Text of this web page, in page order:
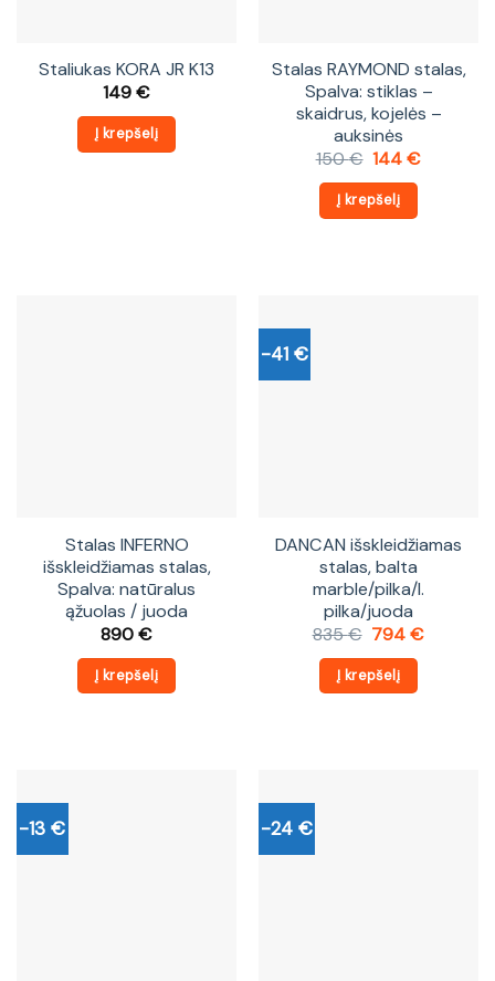
Staliukas KORA JR K13
149€
Į krepšelį
Stalas RAYMOND stalas,
Spalva: stiklas –
skaidrus, kojelės –
auksinės
150€ Original
was:
150 €.
144€Current
Į krepšelį
Stalas INFERNO
išskleidžiamas stalas,
Spalva: natūralus
ąžuolas / juoda
890€
Į krepšelį
-41 €
DANCAN išskleidžiamas
stalas, balta
marble/pilka/l.
pilka/juoda
835€ Original
was:
835 €.
794€Current
Į krepšelį
-13 € -24 €